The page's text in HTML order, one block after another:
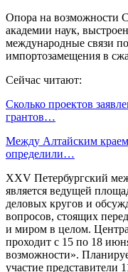
Опора на возможности
академии наук,
международные связи
импортозамещения в
Сейчас читают:
Сколько проектов
грантов…
Между Алтайским
определили…
XXV Петербургский
является ведущей
деловых кругов и
вопросов, стоящих
и миром в целом.
проходит с 15 по 18
возможности».
участие представители